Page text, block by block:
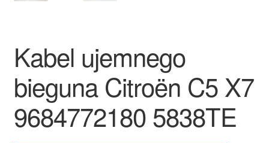
Zasady i warunki
Kabel ujemnego
bieguna Citroën C5 X7
9684772180 5838TE